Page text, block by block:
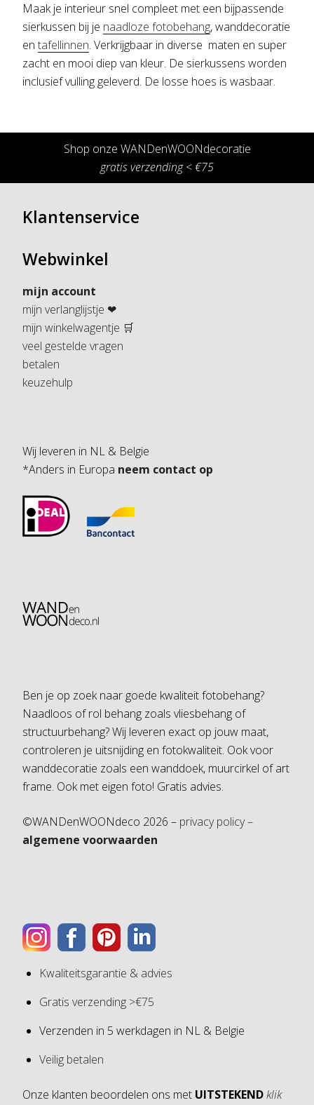
Maak je interieur snel compleet met een bijpassende
sierkussen bij je naadloze fotobehang, wanddecoratie
en tafellinnen. Verkrijgbaar in diverse maten en super
zacht en mooi diep van kleur. De sierkussens worden
inclusief vulling geleverd. De losse hoes is wasbaar.
Shop onze WANDenWOONdecoratie
gratis verzending < €75
Klantenservice
Webwinkel
mijn account
mijn verlanglijstje ❤
mijn winkelwagentje 🛒
veel gestelde vragen
betalen
keuzehulp
Wij leveren in NL & Belgie
*Anders in Europa neem contact op
Ben je op zoek naar goede kwaliteit fotobehang?
Naadloos of rol behang zoals vliesbehang of
structuurbehang? Wij leveren exact op jouw maat,
controleren je uitsnijding en fotokwaliteit. Ook voor
wanddecoratie zoals een wanddoek, muurcirkel of art
frame. Ook met eigen foto! Gratis advies.
©WANDenWOONdeco 2026 – privacy policy –
algemene voorwaarden
Kwaliteitsgarantie & advies
Gratis verzending >€75
Verzenden in 5 werkdagen in NL & Belgie
Veilig betalen
Onze klanten beoordelen ons met UITSTEKENDklik